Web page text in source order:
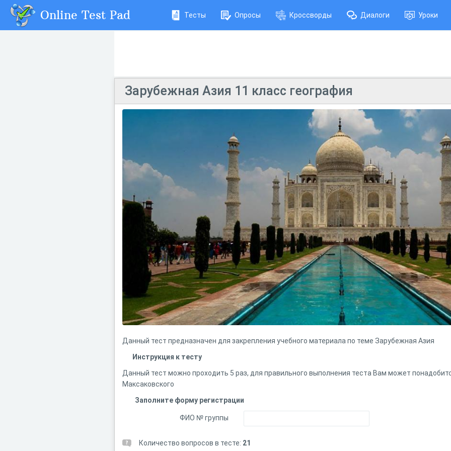
Online Test Pad Тесты Опросы Кроссворды Диалоги Уроки
Зарубежная Азия 11 класс география
Данный тест предназначен для закрепления учебного материала по теме Зарубежная Азия
Инструкция к тесту
Данный тест можно проходить 5 раз, для правильного выполнения теста Вам может
Максаковского
Заполните форму регистрации
ФИО № группы
Количество вопросов в тесте: 21